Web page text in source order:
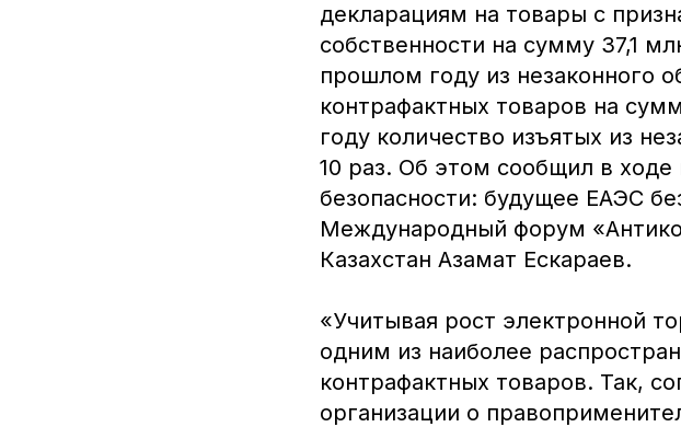
декларациям на товары с
собственности на сумму 37,1
прошлом году из незаконного
контрафактных товаров на
году количество изъятых из
10 раз. Об этом сообщил в ходе
безопасности: будущее ЕАЭС
Международный форум
Казахстан Азамат Ескараев.
«Учитывая рост электронной
одним из наиболее
контрафактных товаров. Так,
организации о